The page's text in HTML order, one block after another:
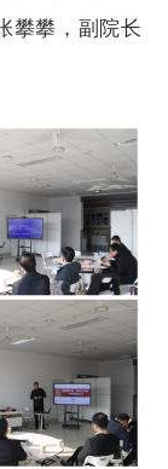
攀攀 ， 副院长